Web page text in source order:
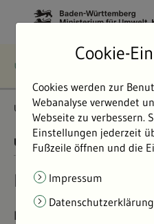
Umweltdaten Bericht:
UMWELTDATEN BERICHT 2024
Boden in Baden-
Erfahren Sie mehr über
Cookie-
Cookies werden zur
Webanalyse verwendet
Webseite zu verbessern.
Einstellungen jederzeit
Fußzeile öffnen und die
Impressum
Datenschutzerklärung